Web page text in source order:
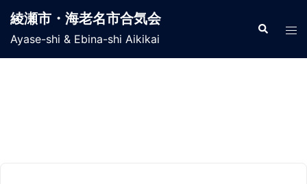
ン
綾瀬市・海老名市合気会
Ayase-shi & Ebina-shi Aikikai
検
索
ト